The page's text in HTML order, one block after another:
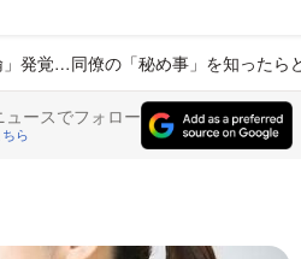
発覚…同僚の「秘め事」を知ったら
ースでフォロー
ら